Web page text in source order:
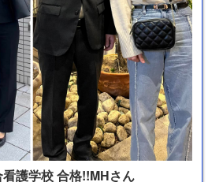
護学校 合格!!MHさん